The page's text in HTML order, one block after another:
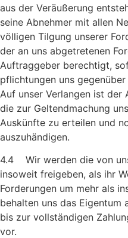
aus der Veräußerung
seine Abnehmer mit allen
völligen Tilgung unserer
der an uns abgetretenen
Auftraggeber berechtigt,
pflichtungen uns
Auf unser Verlangen ist
die zur Gel­tendmachung
Auskünfte zu erteilen und
auszuhändigen.
4.4 Wir werden die von
insoweit frei­geben, als ihr
Forderungen um mehr als
behalten uns das Eigentum
bis zur vollständigen
vor.